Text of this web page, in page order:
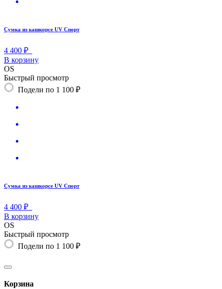
Сумка из кашкорсе UV Спорт
4 400 ₽
В корзину
OS
Быстрый просмотр
Подели по 1 100 ₽
Сумка из кашкорсе UV Спорт
4 400 ₽
В корзину
OS
Быстрый просмотр
Подели по 1 100 ₽
Корзина